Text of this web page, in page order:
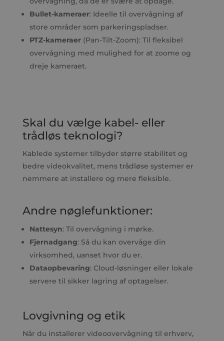
Bullet-kameraer: Ideelle til overvågning af
store områder som parkeringspladser.
PTZ-kameraer(Pan-Tilt-Zoom): Til fleksibel
overvågning med mulighed for at zoome og
dreje kameraet.
Skal du vælge kabel- eller
trådløs teknologi?
Kablede systemer tilbyder større stabilitet og
bedre videokvalitet, mens trådløse systemer er
nemmere at installere og mere fleksible.
Andre nøglefunktioner:
Nattesyn: Til overvågning i mørke.
Fjernadgang: Så du kan overvåge din
virksomhed, uanset hvor du er.
Dataopbevaring: Cloud-løsninger eller lokale
servere til sikker lagring af optagelser.
Lovgivning og etik
Når du installerer videoovervågning til erhverv,